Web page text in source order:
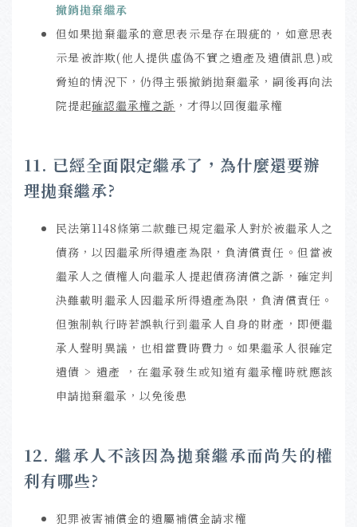
撤銷拋棄繼承
但如果拋棄繼承的意思表示是存在瑕疵的，如意思表
示是被詐欺(他人提供虛偽不實之遺產及遺債訊息)或
脅迫的情況下，仍得主張撤銷拋棄繼承，嗣後再向法
院提起確認繼承權之訴 ，才得以回復繼承權
11. 已經全面限定繼承了，為什麼還要辦
理拋棄繼承?
民法第1148條第二款雖已規定繼承人對於被繼承人之
債務，以因繼承所得遺產為限，負清償責任。但當被
繼承人之債權人向繼承人提起債務清償之訴，確定判
決雖載明繼承人因繼承所得遺產為限，負清償責任。
但強制執行時若誤執行到繼承人自身的財產，即便繼
承人聲明異議，也相當費時費力。如果繼承人很確定
遺債 > 遺產 ，在繼承發生或知道有繼承權時就應該
申請拋棄繼承，以免後患
12. 繼承人不該因為拋棄繼承而尚失的權
利有哪些?
犯罪被害補償金的遺屬補償金請求權